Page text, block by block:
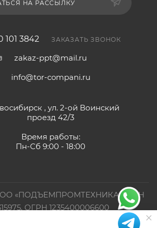
НА РАССЫЛКУ
101 3842 ЗАКАЗАТЬ ЗВОНОК
zakaz-ppt@mail.ru
info@tor-compani.ru
, ул. 2-ой Воинский
проезд 42/3
Время работы:
Пн-Сб 9:00 - 18:00
«ПОДЪЕМПРОМТЕХНИКА». ИНН
ОГРН 1235400006600